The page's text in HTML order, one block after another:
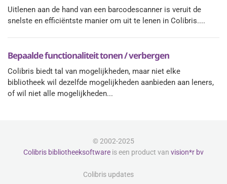
Uitlenen aan de hand van een barcodescanner is veruit de
snelste en efficiëntste manier om uit te lenen in Colibris....
Bepaalde functionaliteit tonen / verbergen
Colibris biedt tal van mogelijkheden, maar niet elke
bibliotheek wil dezelfde mogelijkheden aanbieden aan leners,
of wil niet alle mogelijkheden...
© 2002-2025
Colibris bibliotheeksoftware is een product van vision*r bv
Colibris updates